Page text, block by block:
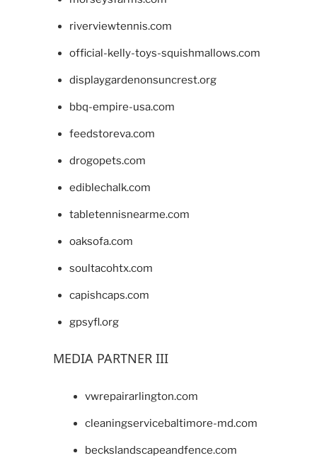
riverviewtennis.com
official-kelly-toys-squishmallows.com
displaygardenonsuncrest.org
bbq-empire-usa.com
feedstoreva.com
drogopets.com
ediblechalk.com
tabletennisnearme.com
oaksofa.com
soultacohtx.com
capishcaps.com
gpsyfl.org
MEDIA PARTNER III
vwrepairarlington.com
cleaningservicebaltimore-md.com
beckslandscapeandfence.com